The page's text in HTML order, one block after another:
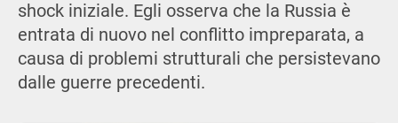
shock iniziale. Egli osserva che la Russia è
entrata di nuovo nel conflitto impreparata, a
causa di problemi strutturali che persistevano
dalle guerre precedenti.